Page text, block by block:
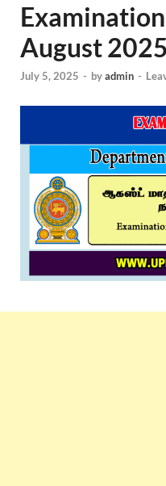
August 2025
July 5, 2025 - byadmin -